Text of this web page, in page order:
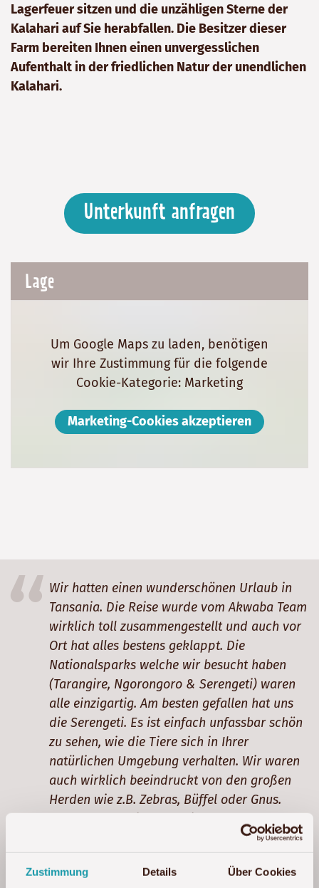
Zustimmung Details Über Cookies
Lagerfeuer sitzen und die unzähligen Sterne der
Kalahari auf Sie herabfallen. Die Besitzer dieser
Farm bereiten Ihnen einen unvergesslichen
Aufenthalt in der friedlichen Natur der unendlichen
Kalahari.
Unterkunft anfragen
Lage
Um Google Maps zu laden, benötigen
wir Ihre Zustimmung für die folgende
Cookie-Kategorie: Marketing
Marketing-Cookies akzeptieren
Wir hatten einen wunderschönen Urlaub in
Tansania. Die Reise wurde vom Akwaba Team
wirklich toll zusammengestellt und auch vor
Ort hat alles bestens geklappt. Die
Nationalsparks welche wir besucht haben
(Tarangire, Ngorongoro & Serengeti) waren
alle einzigartig. Am besten gefallen hat uns
die Serengeti. Es ist einfach unfassbar schön
zu sehen, wie die Tiere sich in Ihrer
natürlichen Umgebung verhalten. Wir waren
auch wirklich beeindruckt von den großen
Herden wie z.B. Zebras, Büffel oder Gnus.
Sansibar entspannt. Das Fun Beach Hotel ist
wirklich empfehlenswert und sieht vor Ort
nochmal viel schöner aus als auf den Bildern